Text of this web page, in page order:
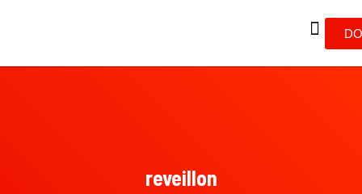
reveillon